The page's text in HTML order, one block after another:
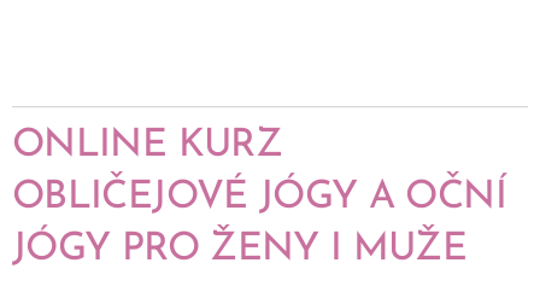
ONLINE KURZ
OBLIČEJOVÉ JÓGY A OČNÍ
JÓGY PRO ŽENY I MUŽE